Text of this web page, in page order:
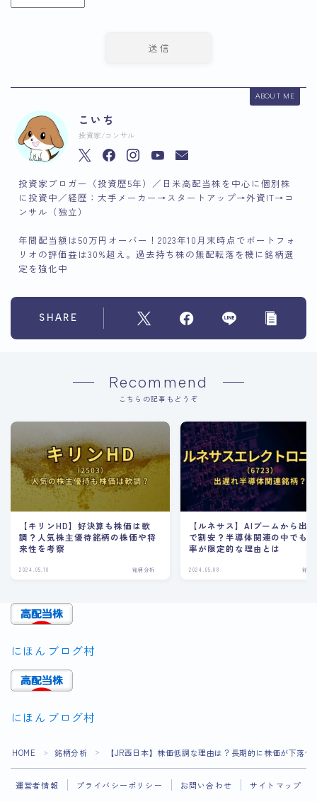
ABOUT ME
こいち
投資家/コンサル
投資家ブロガー（投資歴5年）／日米高配当株を中心に個別株
に投資中／経歴：大手メーカー→スタートアップ→外資IT→コ
ンサル（独立）
年間配当額は50万円オーバー！2023年10月末時点でポートフォ
リオの評価益は30%超え。過去持ち株の無配転落を機に銘柄選
定を強化中
SHARE
Recommend
こちらの記事もどうぞ
【キリンHD】好決算も株価は軟
調？人気株主優待銘柄の株価や将
来性を考察
2024.05.10 銘柄分析
【ルネサス】AIブームから出
で割安？半導体関連の中でも
率が限定的な理由とは
2024.05.08 銘柄
にほんブログ村
にほんブログ村
HOME ＞ 銘柄分析 ＞ 【JR西日本】株価低調な理由は？長期的に株価が下落
運営者情報 プライバシーポリシー お問い合わせ サイトマップ